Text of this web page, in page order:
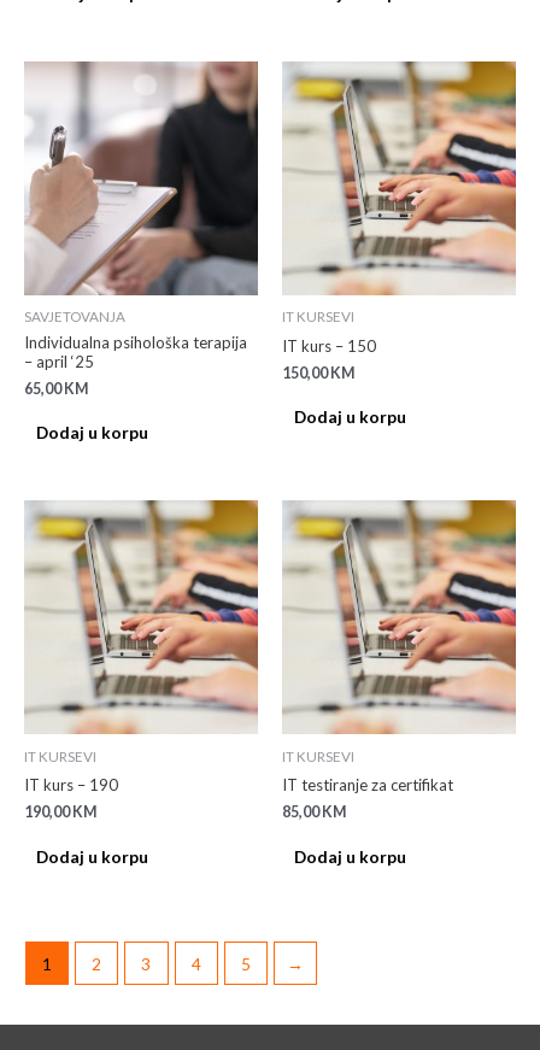
SAVJETOVANJA
Individualna psihološka terapija
– april ‘25
65,00KM
Dodaj u korpu
IT KURSEVI
IT kurs – 150
150,00KM
Dodaj u korpu
IT KURSEVI
IT kurs – 190
190,00 KM
Dodaj u korpu
IT KURSEVI
IT testiranje za certifikat
85,00 KM
Dodaj u korpu
1 2 3 4 5 →